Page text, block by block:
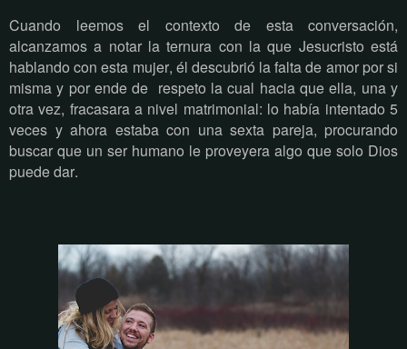
Cuando leemos el contexto de esta conversación,
alcanzamos a notar la ternura con la que Jesucristo está
hablando con esta mujer, él descubrió la falta de amor por si
misma y por ende de respeto la cual hacia que ella, una y
otra vez, fracasara a nivel matrimonial: lo había intentado 5
veces y ahora estaba con una sexta pareja, procurando
buscar que un ser humano le proveyera algo que solo Dios
puede dar.